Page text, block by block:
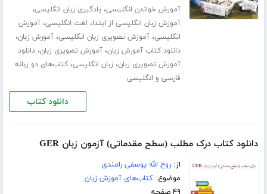
آموزش خواندن انگلیسی، یادگیری زبان انگلیسی،
آموزش زبان انگلیسی از ابتدا، لغت انگلیسی،آموزش
انگلیسی،آموزش تصویری زبان انگلیسی،آمورش زبان،
دانلود کتاب آمورش زبان،آموزش تصویری زبان،دانلود
آموزش تصویری زبان، زبان انگلیسی،کتاب‌های دو زبانه
فارسی و انگلیسی
دانلود کتاب
دانلود کتاب درک مطلب (سطح مقدماتی) آزمون زبان GER
از:روح الله یوسفی رامندی
موضوع:کتاب‌های آموزش زبان